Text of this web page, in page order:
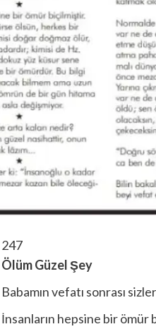
247
Ölüm Güzel Şey
Babamın vefatı sonrası
İnsanların hepsine bir ömür